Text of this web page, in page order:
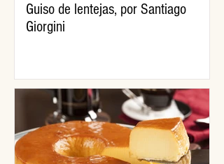
Guiso de lentejas, por Santiago
Giorgini